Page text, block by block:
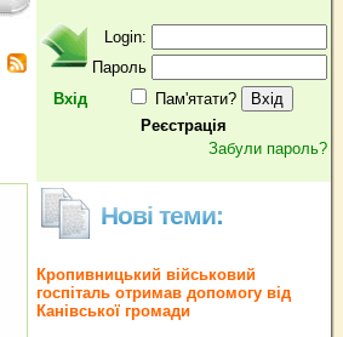
Вхід
Login:
Пароль
Пам'ятати?
Реєстрація
Забули пароль?
Нові теми:
Кропивницький військовий
госпіталь отримав допомогу від
Канівської громади